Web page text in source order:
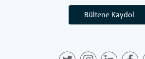
Bültene Kaydol